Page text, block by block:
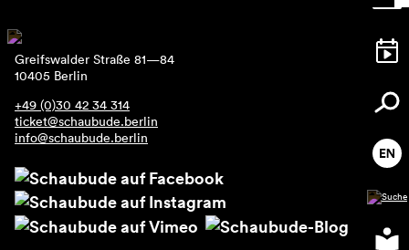
Ticket
Barrierefreiheit
Über uns
Greifswalder Straße 81—84
10405 Berlin
+49 (0)30 42 34 314
ticket@schaubude.berlin
info@schaubude.berlin